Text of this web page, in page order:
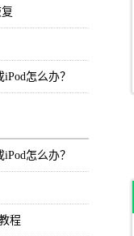
怎么办？
怎么办？
程